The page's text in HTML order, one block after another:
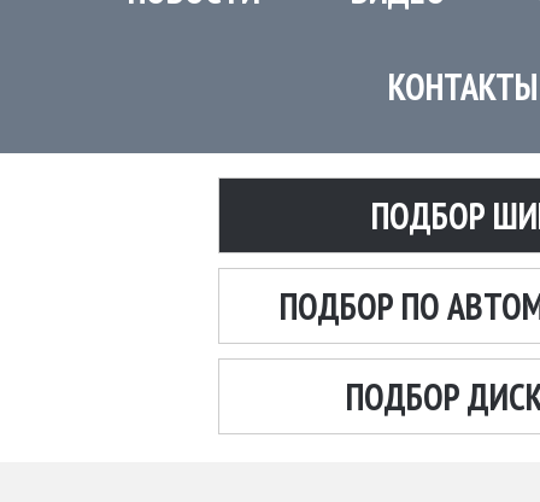
КОНТАКТЫ
ПОДБОР
ПОДБОР ПО
ПОДБОР